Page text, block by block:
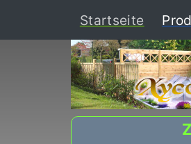
Startseite